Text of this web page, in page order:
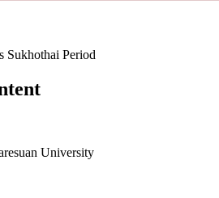
Sukhothai Period
University